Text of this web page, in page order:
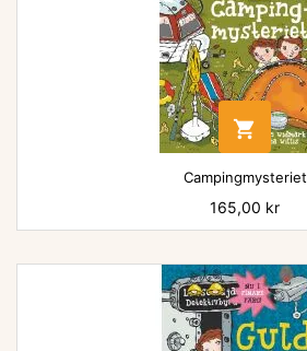

Campingmysteriet
Pris
165,00 kr